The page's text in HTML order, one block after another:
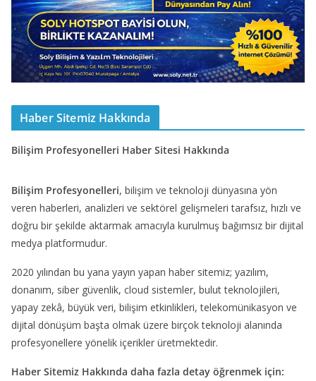
Haber Sitemiz Hakkında
Bilişim Profesyonelleri Haber Sitesi Hakkında
Bilişim Profesyonelleri, bilişim ve teknoloji dünyasına yön
veren haberleri, analizleri ve sektörel gelişmeleri tarafsız, hızlı ve
doğru bir şekilde aktarmak amacıyla kurulmuş bağımsız bir dijital
medya platformudur.
2020 yılından bu yana yayın yapan haber sitemiz; yazılım,
donanım, siber güvenlik, cloud sistemler, bulut teknolojileri,
yapay zekâ, büyük veri, bilişim etkinlikleri, telekomünikasyon ve
dijital dönüşüm başta olmak üzere birçok teknoloji alanında
profesyonellere yönelik içerikler üretmektedir.
Haber Sitemiz Hakkında daha fazla detay öğrenmek için: